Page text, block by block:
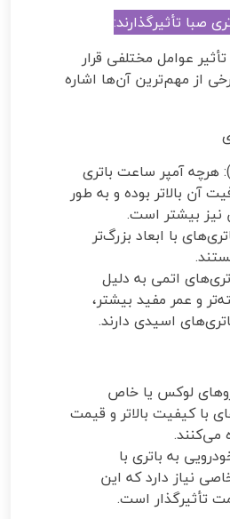
صبا تأثیرگذارند:
عوامل مختلفی قرار
از مهم‌ترین آن‌ها اشاره
آمپر ساعت (AH): هرچه آمپر ساعت باتری
آن بالاتر بوده و به طور
بیشتر است.
با ابعاد بزرگ‌تر
اتمی به دلیل
و عمر مفید بیشتر،
اسیدی دارند.
لوکس یا خاص
با کیفیت بالاتر و قیمت
می‌کنند.
به باتری با
نیاز دارد که این
تأثیرگذار است.